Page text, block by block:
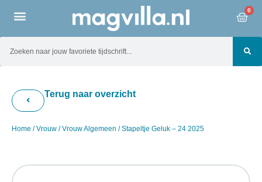
0
Terug naar overzicht
Home /Vrouw /Vrouw Algemeen / Stapeltje Geluk – 24 2025